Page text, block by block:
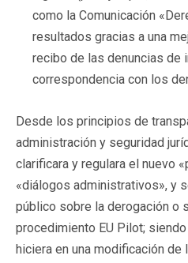
como la Comunicación
resultados gracias a una
recibo de las denuncias de
correspondencia con los
Desde los principios de
administración y seguridad
clarificara y regulara el nuevo
«diálogos administrativos», y
público sobre la derogación o
procedimiento EU Pilot;
hiciera en una modificación de